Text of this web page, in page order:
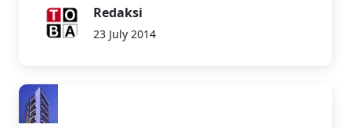
Redaksi
23 July 2014